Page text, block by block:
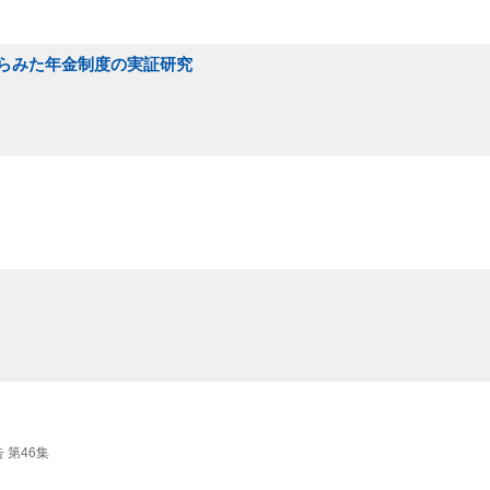
みた年金制度の実証研究
第46集